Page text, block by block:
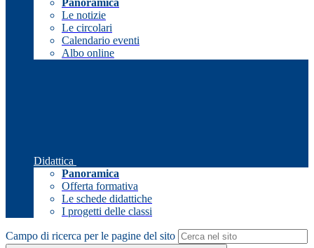
Panoramica
Le notizie
Le circolari
Calendario eventi
Albo online
Didattica
Panoramica
Offerta formativa
Le schede didattiche
I progetti delle classi
Campo di ricerca per le pagine del sito